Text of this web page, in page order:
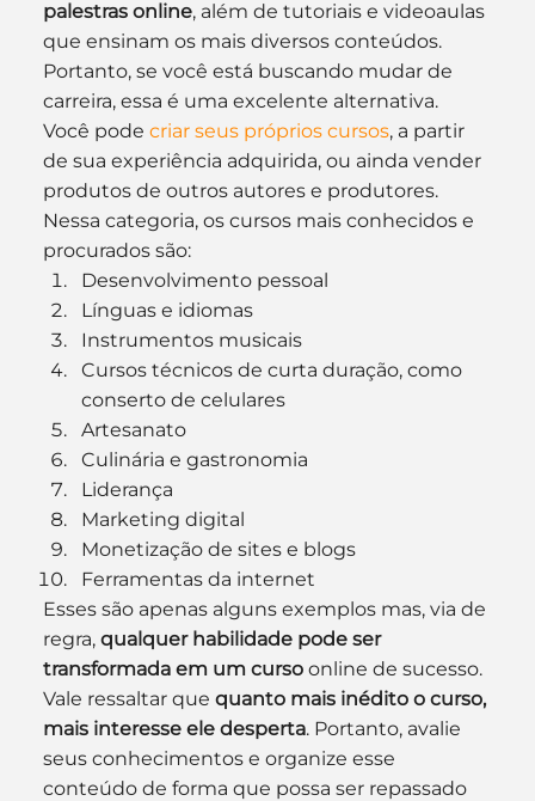
palestras online, além de tutoriais e videoaulas
que ensinam os mais diversos conteúdos.
Portanto, se você está buscando mudar de
carreira, essa é uma excelente alternativa.
Você pode criar seus próprios cursos, a partir
de sua experiência adquirida, ou ainda vender
produtos de outros autores e produtores.
Nessa categoria, os cursos mais conhecidos e
procurados são:
Desenvolvimento pessoal
Línguas e idiomas
Instrumentos musicais
Cursos técnicos de curta duração, como
conserto de celulares
Artesanato
Culinária e gastronomia
Liderança
Marketing digital
Monetização de sites e blogs
Ferramentas da internet
Esses são apenas alguns exemplos mas, via de
regra, qualquer habilidade pode ser
transformada em um curso online de sucesso.
Vale ressaltar que quanto mais inédito o curso,
mais interesse ele desperta. Portanto, avalie
seus conhecimentos e organize esse
conteúdo de forma que possa ser repassado